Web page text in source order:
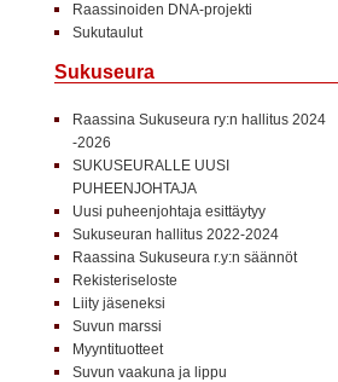
Raassinoiden DNA-projekti
Sukutaulut
Sukuseura
Raassina Sukuseura ry:n hallitus 2024
-2026
SUKUSEURALLE UUSI
PUHEENJOHTAJA
Uusi puheenjohtaja esittäytyy
Sukuseuran hallitus 2022-2024
Raassina Sukuseura r.y:n säännöt
Rekisteriseloste
Liity jäseneksi
Suvun marssi
Myyntituotteet
Suvun vaakuna ja lippu